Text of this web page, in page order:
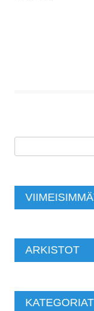
ARKISTOT
KATEGORIAT